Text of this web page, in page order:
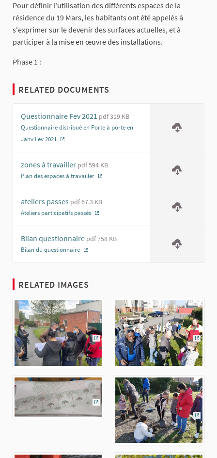
Pour définir l'utilisation des différents espaces de la
résidence du 19 Mars, les habitants ont été appelés à
s'exprimer sur le devenir des surfaces actuelles, et à
participer à la mise en œuvre des installations.
Phase 1 :
RELATED DOCUMENTS
Questionnaire Fev 2021 pdf 319 KB
Questionnaire distribué en Porte à porte en
Janv Fev 2021
zones à travailler pdf 594 KB
Plan des espaces à travailler
ateliers passes pdf 67.3 KB
Ateliers participatifs passés
Bilan questionnaire pdf 758 KB
Bilan du questionnaire
RELATED IMAGES
(External link)
(External link)